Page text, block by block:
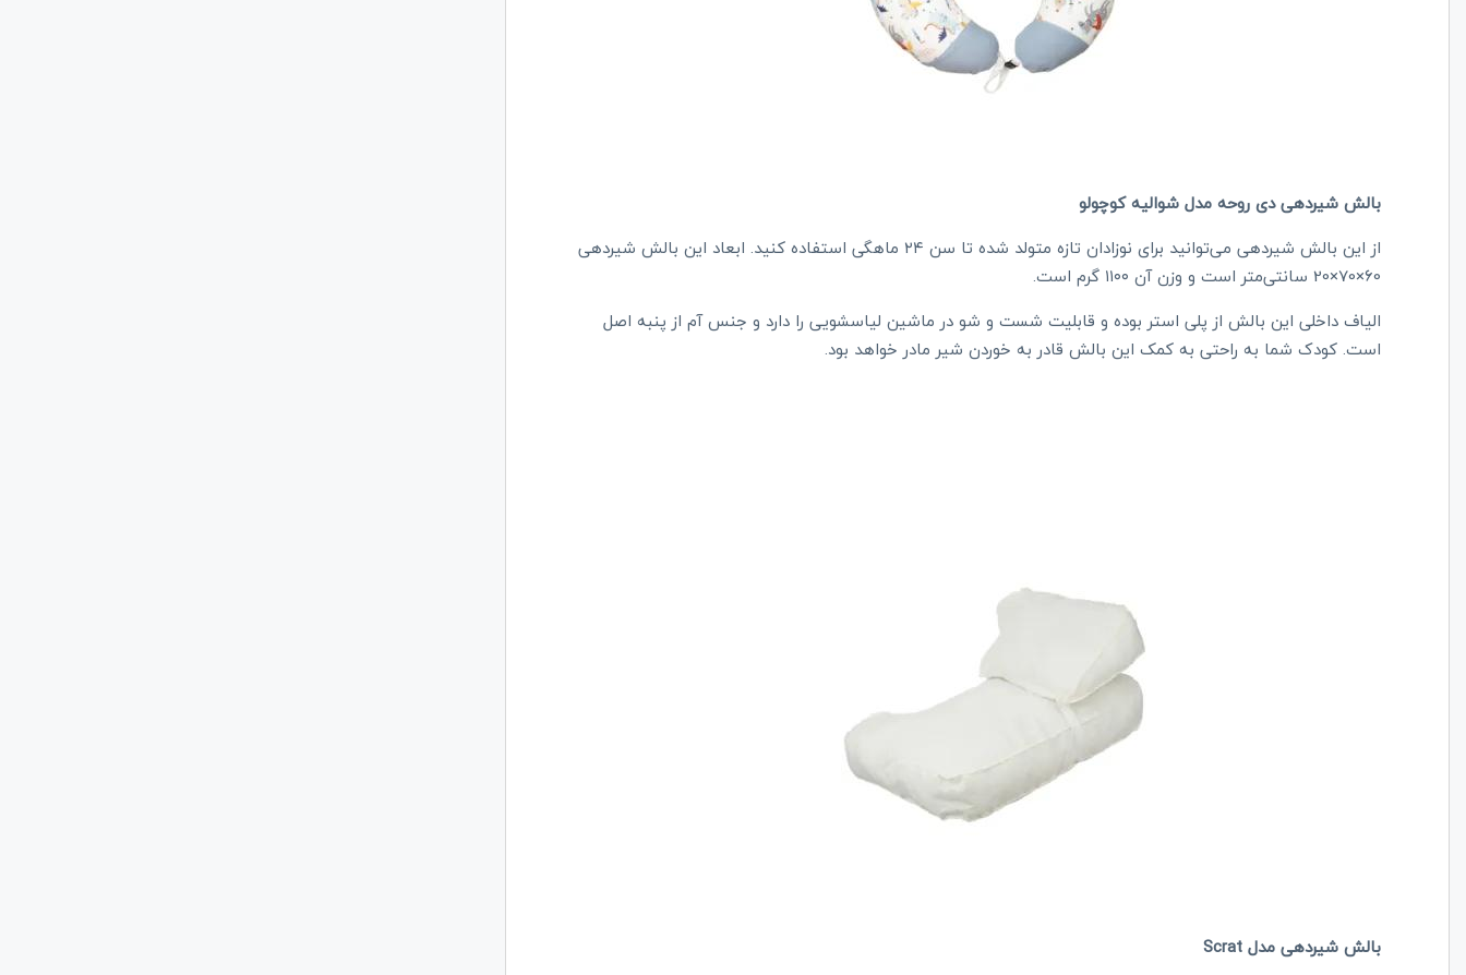
بالش شیردهی دی روحه مدل شوالیه کوچولو
از این بالش شیردهی می‌توانید برای نوزادان تازه متولد شده تا سن ۲۴ ماهگی استفاده کنید. ابعاد این بالش شیردهی
60×70×20 سانتی‌متر است و وزن آن ۱۱۰۰ گرم است.
الیاف داخلی این بالش از پلی استر بوده و قابلیت شست و شو در ماشین لیاسشویی را دارد و جنس آم از پنبه اصل
است. کودک شما به راحتی به کمک این بالش قادر به خوردن شیر مادر خواهد بود.
بالش شیردهی مدل Scrat